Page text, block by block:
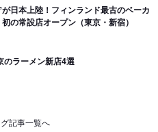
日本上陸！フィンランド最古のベーカ
の常設店オープン（東京・新宿）
のラーメン新店4選
記事一覧へ